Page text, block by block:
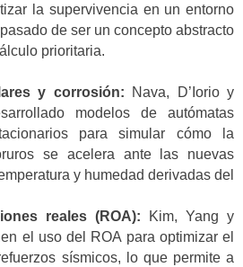
la supervivencia en un entorno
de ser un concepto abstracto
prioritaria.
y corrosión:
Nava, D’Iorio y
modelos de autómatas
para simular cómo la
se acelera ante las nuevas
y humedad derivadas del
reales (ROA): Kim, Yang y
el uso del ROA para optimizar el
sísmicos, lo que permite a